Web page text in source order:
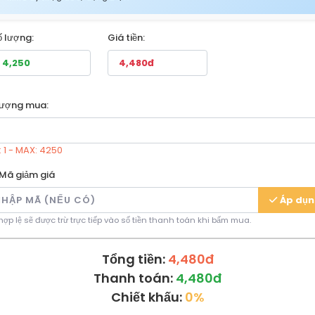
lượng: Giá tiền:
mua:
1 - MAX: 4250
Mã giảm giá
Áp
lệ sẽ được trừ trực tiếp vào số tiền thanh toán khi bấm mua.
Tổng tiền: 4,480đ
Thanh toán: 4,480đ
Chiết khấu: 0%